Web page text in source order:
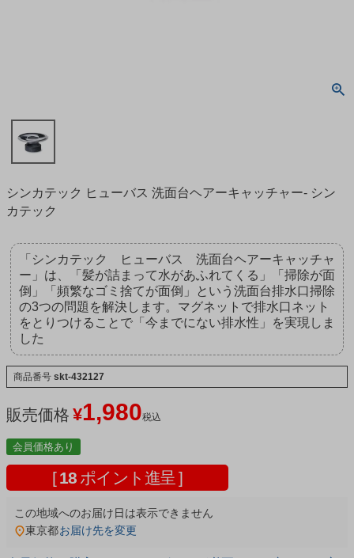
シンカテック ヒューバス 洗面台ヘアーキャッチャー- シン
カテック
「シンカテック ヒューバス 洗面台ヘアーキャッチャ
ー」は、「髪が詰まって水があふれてくる」「掃除が面
倒」「頻繁なゴミ捨てが面倒」という洗面台排水口掃除
の3つの問題を解決します。マグネットで排水口ネット
をとりつけることで「今までにない排水性」を実現しま
した
商品番号 skt-432127
販売価格 ¥1,980税込
会員価格あり
[ 18 ポイント進呈 ]
この地域へのお届け日は表示できません
東京都お届け先を変更